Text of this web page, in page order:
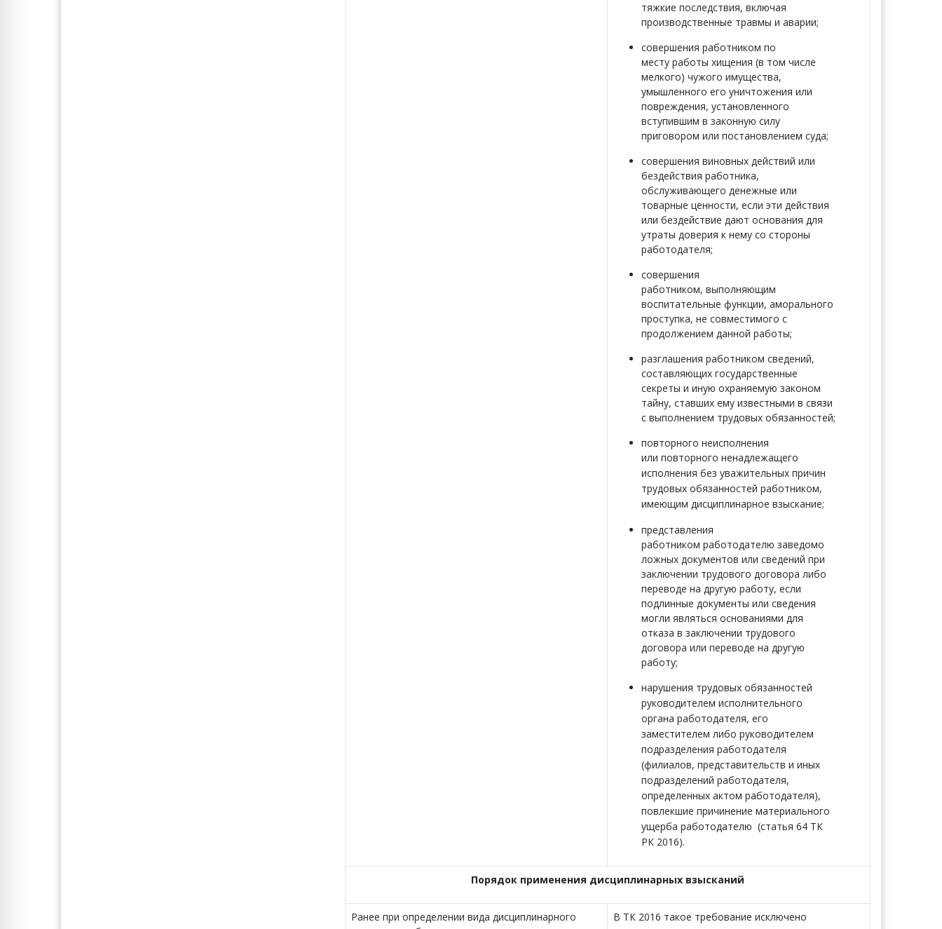
тяжкие последствия, включая
производственные травмы и аварии;
совершения работником по
месту работы хищения (в том числе
мелкого) чужого имущества,
умышленного его уничтожения или
повреждения, установленного
вступившим в законную силу
приговором или постановлением суда;
совершения виновных действий или
бездействия работника,
обслуживающего денежные или
товарные ценности, если эти действия
или бездействие дают основания для
утраты доверия к нему со стороны
работодателя;
совершения
работником, выполняющим
воспитательные функции, аморального
проступка, не совместимого с
продолжением данной работы;
разглашения работником сведений,
составляющих государственные
секреты и иную охраняемую законом
тайну, ставших ему известными в связи
с выполнением трудовых обязанностей;
повторного неисполнения
или повторного ненадлежащего
исполнения без уважительных причин
трудовых обязанностей работником,
имеющим дисциплинарное взыскание;
представления
работником работодателю заведомо
ложных документов или сведений при
заключении трудового договора либо
переводе на другую работу, если
подлинные документы или сведения
могли являться основаниями для
отказа в заключении трудового
договора или переводе на другую
работу;
нарушения трудовых обязанностей
руководителем исполнительного
органа работодателя, его
заместителем либо руководителем
подразделения работодателя
(филиалов, представительств и иных
подразделений работодателя,
определенных актом работодателя),
повлекшие причинение материального
ущерба работодателю (статья 64 ТК
РК 2016).
Порядок применения дисциплинарных взысканий
Ранее при определении вида дисциплинарного
В ТК 2016 такое требование исключено